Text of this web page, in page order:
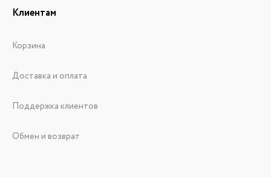
Клиентам
Корзина
Доставка и оплата
Поддержка клиентов
Обмен и возврат